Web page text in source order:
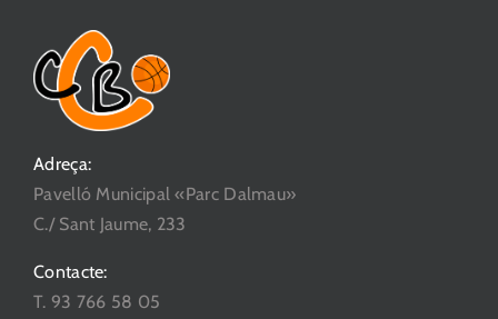
Adreça:
Pavelló Municipal «Parc Dalmau»
C./ Sant Jaume, 233
Contacte:
T. 93 766 58 05